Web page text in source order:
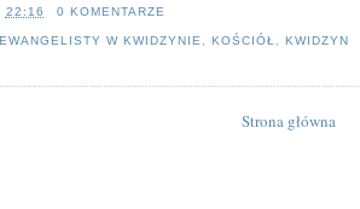
22:16 0 KOMENTARZE
W KWIDZYNIE ,KOŚCIÓŁ ,KWIDZYN
Strona główna